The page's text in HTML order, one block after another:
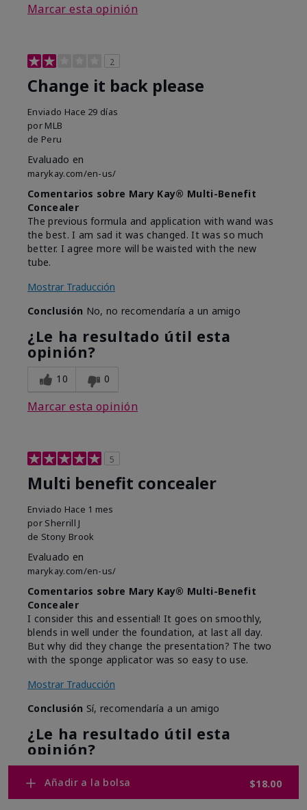
Añadir a la bolsa $18.00
Marcar esta opinión
2
Change it back please
Enviado Hace 29 días
por MLB
de Peru
Evaluado en
marykay.com/en-us/
Comentarios sobre Mary Kay® Multi-Benefit
Concealer
The previous formula and application with wand was
the best. I am sad it was changed. It was so much
better. I agree more will be waisted with the new
tube.
Mostrar Traducción
Conclusión No, no recomendaría a un amigo
¿Le ha resultado útil esta
opinión?
10 0
Marcar esta opinión
5
Multi benefit concealer
Enviado Hace 1 mes
por Sherrill J
de Stony Brook
Evaluado en
marykay.com/en-us/
Comentarios sobre Mary Kay® Multi-Benefit
Concealer
I consider this and essential! It goes on smoothly,
blends in well under the foundation, at last all day.
But why did they change the presentation? The two
with the sponge applicator was so easy to use.
Mostrar Traducción
Conclusión Sí, recomendaría a un amigo
¿Le ha resultado útil esta
opinión?
0
Marcar esta opinión